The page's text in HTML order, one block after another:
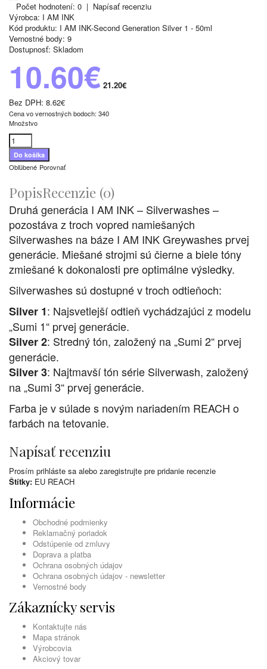
Počet hodnotení: 0 | Napísať recenziu
Výrobca: I AM INK
Kód produktu: I AM INK-Second Generation Silver 1 - 50ml
Vernostné body: 9
Dostupnosť: Skladom
10.60€ 21.20€
Bez DPH: 8.62€
Cena vo vernostných bodoch: 340
Množstvo
Obľúbené Porovnať
PopisRecenzie (0)
Druhá generácia I AM INK – Silverwashes –
pozostáva z troch vopred namiešaných
Silverwashes na báze I AM INK Greywashes prvej
generácie. Miešané strojmi sú čierne a biele tóny
zmiešané k dokonalosti pre optimálne výsledky.
Silverwashes sú dostupné v troch odtieňoch:
Silver 1: Najsvetlejší odtieň vychádzajúci z modelu
„Sumi 1“ prvej generácie.
Silver 2: Stredný tón, založený na „Sumi 2“ prvej
generácie.
Silver 3: Najtmavší tón série Silverwash, založený
na „Sumi 3“ prvej generácie.
Farba je v súlade s novým nariadením REACH o
farbách na tetovanie.
Napísať recenziu
Prosím prihláste sa alebo zaregistrujte pre pridanie recenzie
Štítky: EU REACH
Informácie
Obchodné podmienky
Reklamačný poriadok
Odstúpenie od zmluvy
Doprava a platba
Ochrana osobných údajov
Ochrana osobných údajov - newsletter
Vernostné body
Zákaznícky servis
Kontaktujte nás
Mapa stránok
Výrobcovia
Akciový tovar